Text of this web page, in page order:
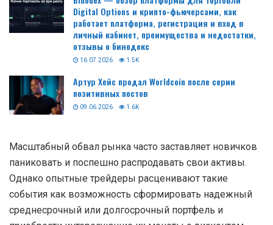
принес ранним инвесторам хорошую прибыль. На
данный момент PEPE торгуется на 81,73% ниже
исторического максимума, достигнутого 5 мая 2023
Читайте так-же:
работает платформа, регистрация и вход в
личный кабинет, преимущества и недостатки,
отзывы о бинодекс
Артур Хейс продал Worldcoin после серии